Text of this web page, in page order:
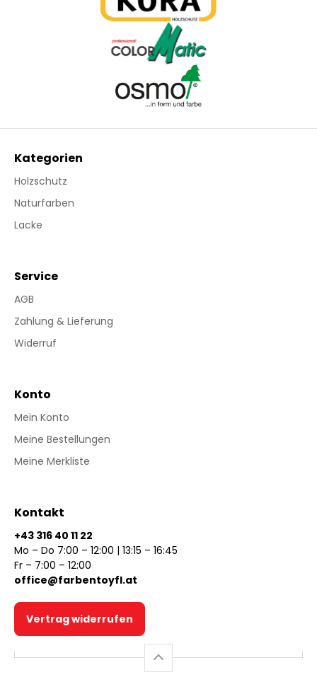
Kategorien
Holzschutz
Naturfarben
Lacke
Service
AGB
Zahlung & Lieferung
Widerruf
Konto
Mein Konto
Meine Bestellungen
Meine Merkliste
Kontakt
+43 316 40 11 22
Mo – Do 7:00 – 12:00 | 13:15 – 16:45
Fr – 7:00 – 12:00
office@farbentoyfl.at
Vertrag widerrufen